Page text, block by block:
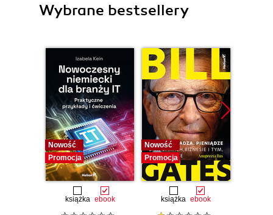
Wybrane bestsellery
Nowość
Promocja
książka ebook
Nowość
Promocja
książka ebook